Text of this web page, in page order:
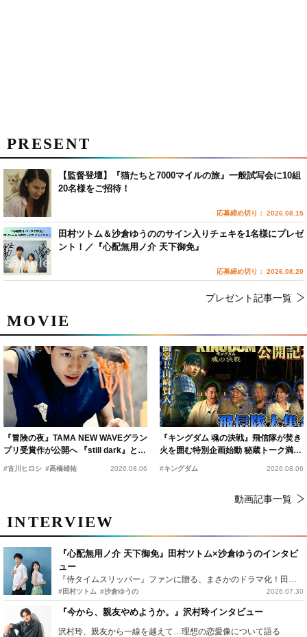
MOVIE
『冒険の夜』TAMA NEW WAVEグラン
プリ受賞作が公開へ 『still dark』と同
時上映決定
#古川ヒロシ #髙橋雄祐 2026.08.06
『キングダム 魂の決戦』飛信隊が焚き
火を囲む特別企画始動 秘蔵トーク満載
の“キングダムキャンプ”開催
#キングダム 2026.08.06
動画記事一覧
INTERVIEW
『心配無用ノ介 天下御免』田村ツトム×沙倉ゆうのインタビ
ュー
『侍タイムスリッパー』ファンに贈る、まさかのドラマ化！田村ツトム×沙倉ゆうのが語る『心配無用ノ介』撮影秘話
#田村ツトム #沙倉ゆうの 2026.07.30
『今から、親友やめようか。』沢村玲インタビュー
沢村玲、親友から一線を越えて…理想の恋愛像について語る
PRESENT
【監督登壇】『猫たちと7000マイルの旅』一般試写会に10組
20名様をご招待！
応募締め切り： 2026.08.15
田村ツトム＆沙倉ゆうののサイン入りチェキを1名様にプレゼ
ント！／『心配無用ノ介 天下御免』
応募締め切り： 2026.08.20
プレゼント記事一覧